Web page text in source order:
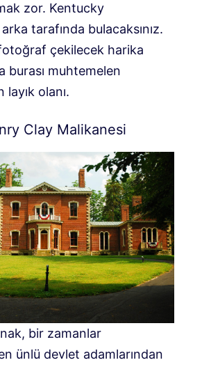
zor. Kentucky
tarafında bulacaksınız.
çekilecek harika
burası muhtemelen
layık olanı.
Clay Malikanesi
bir zamanlar
ünlü devlet adamlarından